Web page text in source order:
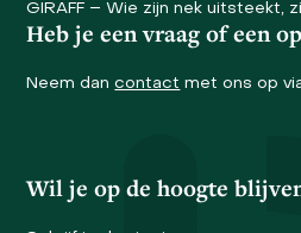
GIRAFF – Wie zijn nek uitsteekt,
Heb je een vraag of een
Neem dancontact met ons op
Wil je op de hoogte